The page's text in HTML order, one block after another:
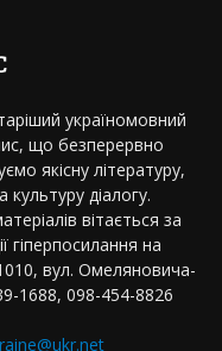
україномовний
що безперервно
якісну літературу,
діалогу.
вітається за
гіперпосилання на
вул. Омеляновича-
1688, 098-454-8826